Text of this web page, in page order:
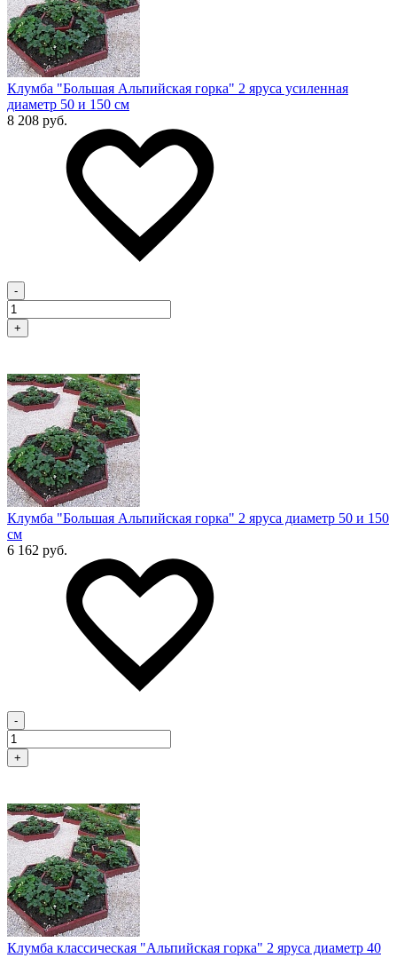
Клумба "Большая Альпийская горка" 2 яруса усиленная
диаметр 50 и 150 см
8 208 руб.
-
+
Клумба "Большая Альпийская горка" 2 яруса диаметр 50 и 150
см
6 162 руб.
-
+
Клумба классическая "Альпийская горка" 2 яруса диаметр 40